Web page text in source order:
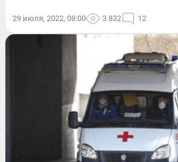
29 июля, 2022, 08:00 3 832 12